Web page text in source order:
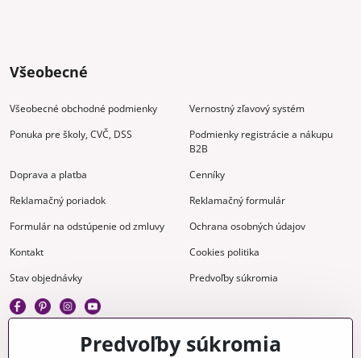
Všeobecné
Všeobecné obchodné podmienky
Vernostný zľavový systém
Ponuka pre školy, CVČ, DSS
Podmienky registrácie a nákupu
B2B
Doprava a platba
Cenníky
Reklamačný poriadok
Reklamačný formulár
Formulár na odstúpenie od zmluvy
Ochrana osobných údajov
Kontakt
Cookies politika
Stav objednávky
Predvoľby súkromia
Predvoľby súkromia